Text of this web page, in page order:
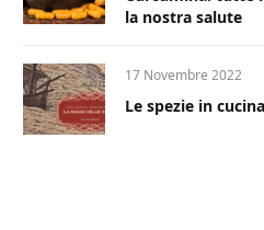
la nostra salute
17 Novembre 2022
Le spezie in